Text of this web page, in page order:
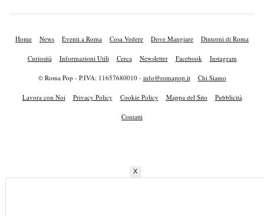
Home News Eventi a Roma Cosa Vedere Dove Mangiare Dintorni di Roma
Curiosità Informazioni Utili Cerca Newsletter Facebook Instagram
© Roma Pop - P.IVA: 11657680010 - info@romapop.it Chi Siamo
Lavora con Noi Privacy Policy Cookie Policy Mappa del Sito Pubblicità
Contatti
X